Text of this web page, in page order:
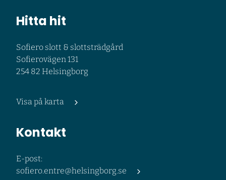
Hitta hit
Sofiero slott & slottsträdgård
Sofierovägen 131
254 82 Helsingborg
Visa på karta
Kontakt
E-post:
sofiero.entre@helsingborg.se